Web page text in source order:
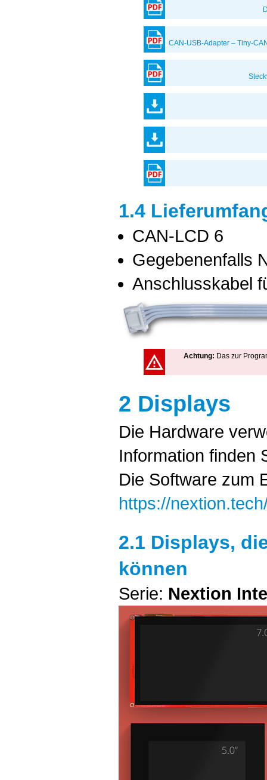
CAN-USB-Adapter – Tiny-
1.4
CAN-LCD 6
Gegebenenfalls
Anschlusskabel
Achtung: Das zur
2 Displays
Die Hardware
Information finden
Die Software zum
https://
2.1 Displays,
können
Serie: Nextion